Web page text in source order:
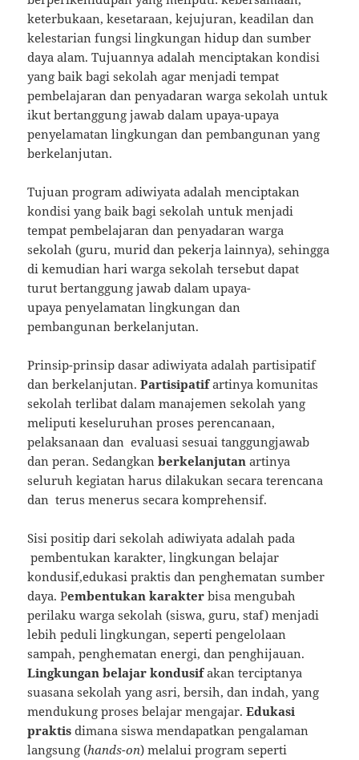
keterbukaan, kesetaraan, kejujuran, keadilan dan
kelestarian fungsi lingkungan hidup dan sumber
daya alam. Tujuannya adalah menciptakan kondisi
yang baik bagi sekolah agar menjadi tempat
pembelajaran dan penyadaran warga sekolah untuk
ikut bertanggung jawab dalam upaya-upaya
penyelamatan lingkungan dan pembangunan yang
berkelanjutan.
Tujuan program adiwiyata adalah menciptakan
kondisi yang baik bagi sekolah untuk menjadi
tempat pembelajaran dan penyadaran warga
sekolah (guru, murid dan pekerja lainnya), sehingga
di kemudian hari warga sekolah tersebut dapat
turut bertanggung jawab dalam upaya-
upaya penyelamatan lingkungan dan
pembangunan berkelanjutan.
Prinsip-prinsip dasar adiwiyata adalah partisipatif
dan berkelanjutan.Partisipatifartinya komunitas
sekolah terlibat dalam manajemen sekolah yang
meliputi keseluruhan proses perencanaan,
pelaksanaan dan evaluasi sesuai tanggungjawab
dan peran. Sedangkanberkelanjutan artinya
seluruh kegiatan harus dilakukan secara terencana
dan terus menerus secara komprehensif.
Sisi positip dari sekolah adiwiyata adalah pada
pembentukan karakter, lingkungan belajar
kondusif,edukasi praktis dan penghematan sumber
daya. Pembentukan karakter bisa mengubah
perilaku warga sekolah (siswa, guru, staf) menjadi
lebih peduli lingkungan, seperti pengelolaan
sampah, penghematan energi, dan penghijauan.
Lingkungan belajar kondusifakan terciptanya
suasana sekolah yang asri, bersih, dan indah, yang
mendukung proses belajar mengajar.Edukasi
praktis dimana siswa mendapatkan pengalaman
langsung (hands-on) melalui program seperti